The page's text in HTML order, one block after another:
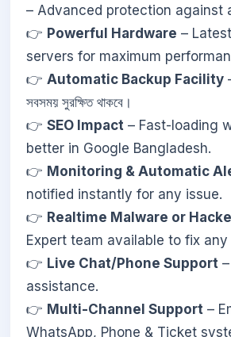
– Advanced protection against
👉 Powerful Hardware –
servers for maximum
👉 Automatic Backup Facility
সবসময় সুরক্ষিত থাকবে।
👉 SEO Impact – Fast-loading
better in Google Bangladesh.
👉 Monitoring & Automatic
notified instantly for any issue.
👉 Realtime Malware or
Expert team available to fix
👉 Live Chat/Phone Support
assistance.
👉 Multi-Channel Support –
WhatsApp, Phone & Ticket